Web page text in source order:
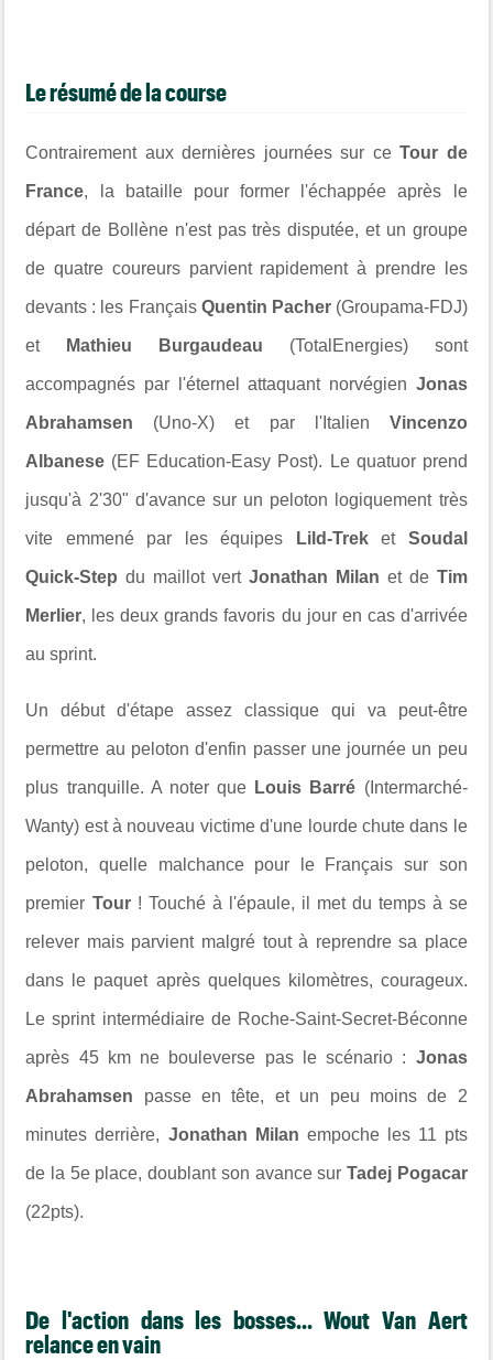
Le résumé de la course
Contrairement aux dernières journées sur ceTour de
France, la bataille pour former l'échappée après le
départ de Bollène n'est pas très disputée, et un groupe
de quatre coureurs parvient rapidement à prendre les
devants : les Français Quentin Pacher(Groupama-FDJ)
et Mathieu Burgaudeau (TotalEnergies) sont
accompagnés par l'éternel attaquant norvégien Jonas
Abrahamsen (Uno-X) et par l'Italien Vincenzo
Albanese (EF Education-Easy Post). Le quatuor prend
jusqu'à 2'30" d'avance sur un peloton logiquement très
vite emmené par leséquipes Lild-Treket Soudal
Quick-Step du maillot vert Jonathan Milan et de Tim
Merlier, les deux grands favoris du jour en cas d'arrivée
au sprint.
Un début d'étape assez classique qui va peut-être
permettre au peloton d'enfin passer une journée un peu
plus tranquille. A noter que Louis Barré (Intermarché-
Wanty) est à nouveau victime d'une lourde chute dans le
peloton, quelle malchance pour le Français sur son
premier Tour! Touché à l'épaule, il met du temps à se
relever mais parvient malgré tout à reprendre sa place
dans le paquet après quelques kilomètres, courageux.
Le sprint intermédiaire de Roche-Saint-Secret-Béconne
après 45 km ne bouleverse pas le scénario : Jonas
Abrahamsen passe en tête, et un peu moins de 2
minutes derrière, Jonathan Milan empoche les 11 pts
de la 5e place,doublant son avance sur Tadej Pogacar
(22pts).
De l'action dans les bosses... Wout Van Aert
relance en vain